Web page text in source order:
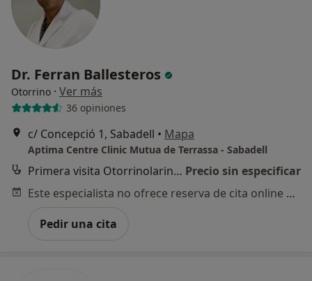
Dr. Ferran Ballesteros
Otorrino · Ver más
36 opiniones
c/ Concepció 1, Sabadell • Mapa
Aptima Centre Clinic Mutua de Terrassa - Sabadell
Primera visita Otorrinolaringología Precio sin especificar
Este especialista no ofrece reserva de cita online en esta dirección.
Pedir una cita